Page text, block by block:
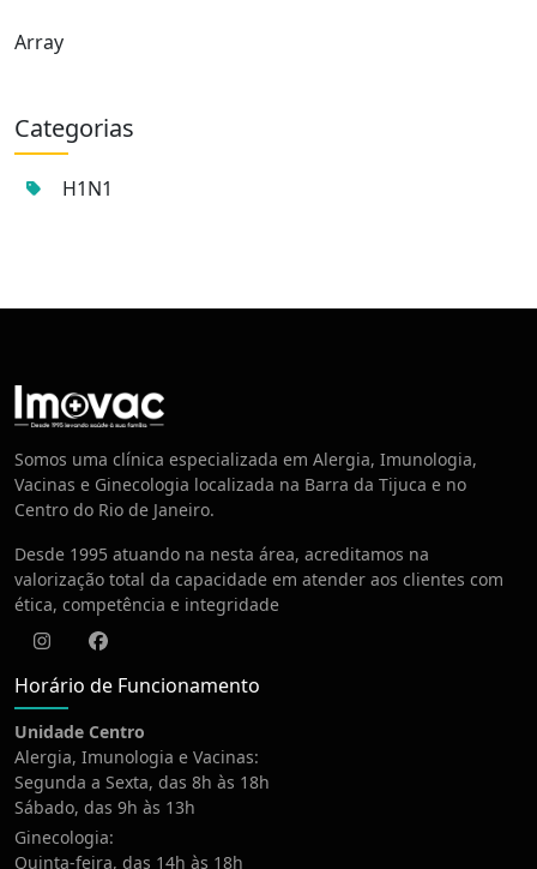
Array
Categorias
H1N1
Centro de Vacinação
Somos uma clínica especializada em Alergia, Imunologia,
Vacinas e Ginecologia localizada na Barra da Tijuca e no
Centro do Rio de Janeiro.
Desde 1995 atuando na nesta área, acreditamos na
valorização total da capacidade em atender aos clientes com
ética, competência e integridade
InstagramFacebook
Horário de Funcionamento
Unidade Centro
Alergia, Imunologia e Vacinas:
Segunda a Sexta, das 8h às 18h
Sábado, das 9h às 13h
Ginecologia:
Quinta-feira, das 14h às 18h